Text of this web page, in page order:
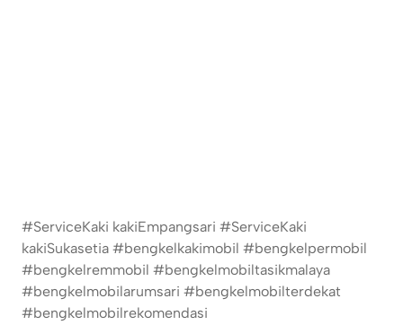
#ServiceKaki kakiEmpangsari #ServiceKaki
kakiSukasetia #bengkelkakimobil #bengkelpermobil
#bengkelremmobil #bengkelmobiltasikmalaya
#bengkelmobilarumsari #bengkelmobilterdekat
#bengkelmobilrekomendasi